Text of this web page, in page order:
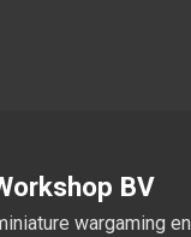
BV
wargaming en